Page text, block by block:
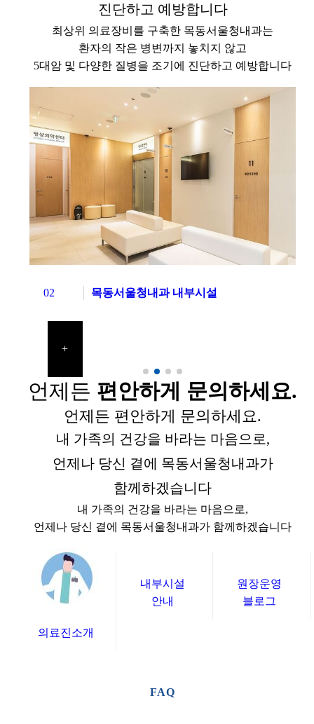
진단하고 예방합니다
최상위 의료장비를 구축한 목동서울청내과는
환자의 작은 병변까지 놓치지 않고
5대암 및 다양한 질병을 조기에 진단하고 예방합니다
02 목동서울청내과 내부시설
+
언제든 편안하게 문의하세요.
언제든 편안하게 문의하세요.
내 가족의 건강을 바라는 마음으로,
언제나 당신 곁에 목동서울청내과가
함께하겠습니다
내 가족의 건강을 바라는 마음으로,
언제나 당신 곁에 목동서울청내과가 함께하겠습니다
의료진소개
내부시설
안내
원장운영
블로그
FAQ